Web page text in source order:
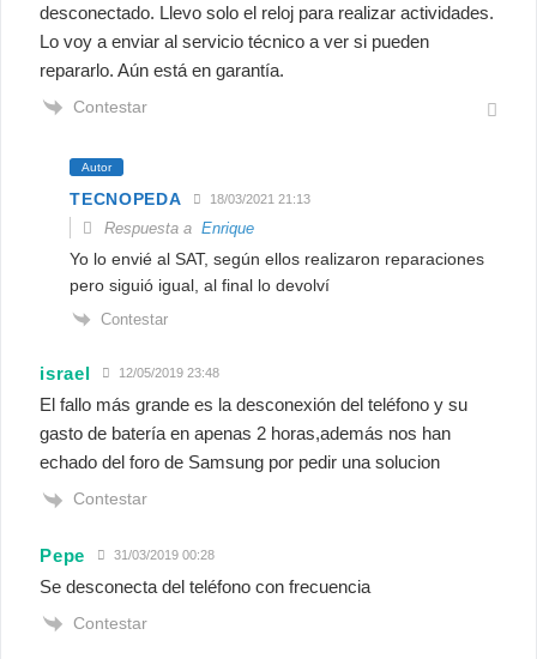
desconectado. Llevo solo el reloj para realizar actividades.
Lo voy a enviar al servicio técnico a ver si pueden
repararlo. Aún está en garantía.
Contestar
Autor
TECNOPEDA 18/03/2021 21:13
Respuesta aEnrique
Yo lo envié al SAT, según ellos realizaron reparaciones
pero siguió igual, al final lo devolví
Contestar
israel 12/05/2019 23:48
El fallo más grande es la desconexión del teléfono y su
gasto de batería en apenas 2 horas,además nos han
echado del foro de Samsung por pedir una solucion
Contestar
Pepe 31/03/2019 00:28
Se desconecta del teléfono con frecuencia
Contestar